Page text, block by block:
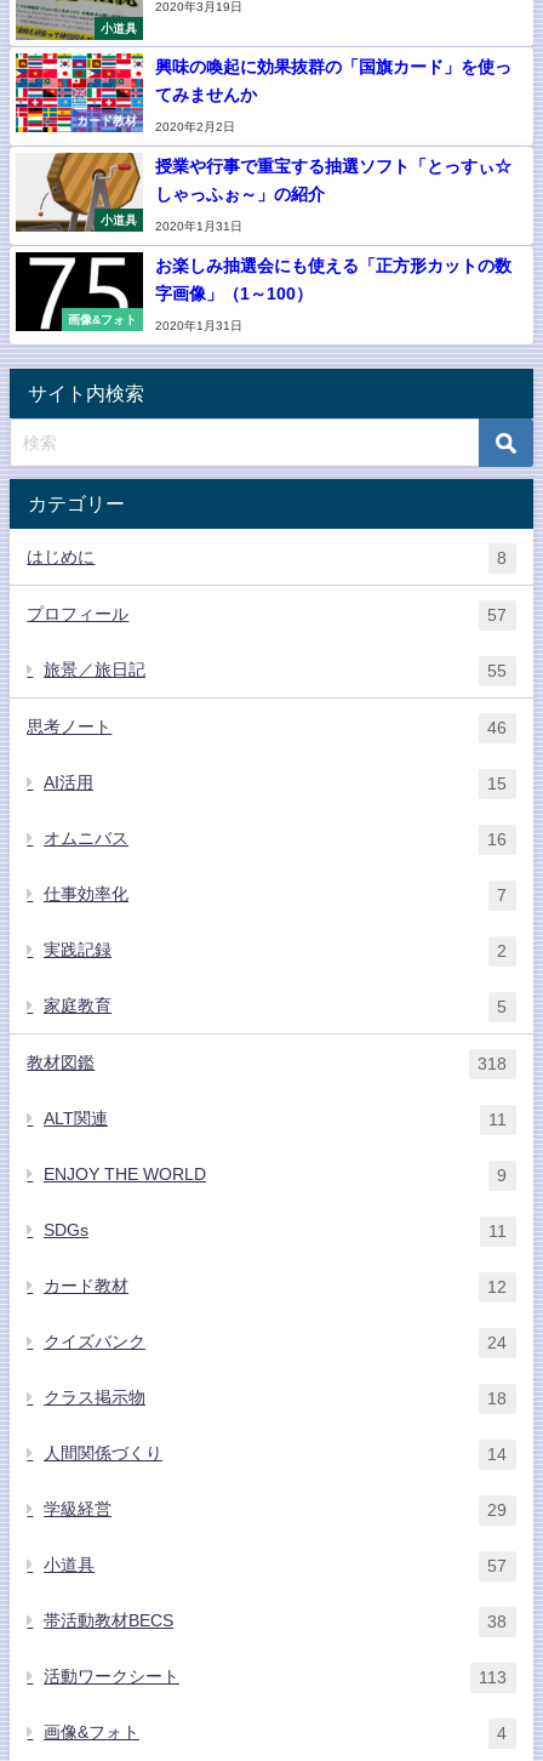
小道具
2020年3月19日
カード教材
興味の喚起に効果抜群の「国旗カード」を使っ
てみませんか
2020年2月2日
小道具
授業や行事で重宝する抽選ソフト「とっすぃ☆
しゃっふぉ～」の紹介
2020年1月31日
画像&フォト
お楽しみ抽選会にも使える「正方形カットの数
字画像」（1～100）
2020年1月31日
サイト内検索
カテゴリー
はじめに 8
プロフィール 57
旅景／旅日記 55
思考ノート 46
AI活用 15
オムニバス 16
仕事効率化 7
実践記録 2
家庭教育 5
教材図鑑 318
ALT関連 11
ENJOY THE WORLD 9
SDGs 11
カード教材 12
クイズバンク 24
クラス掲示物 18
人間関係づくり 14
学級経営 29
小道具 57
帯活動教材BECS 38
活動ワークシート 113
画像&フォト 4